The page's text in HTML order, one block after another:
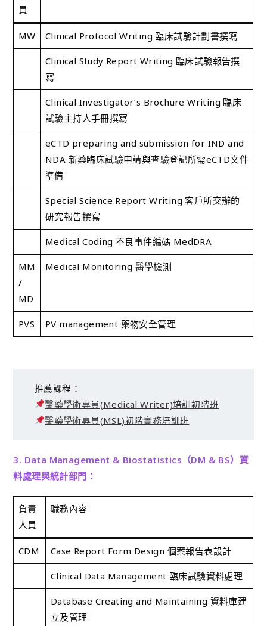
員
MW Clinical Protocol Writing 臨床試驗計劃書撰寫
Clinical Study Report Writing 臨床試驗報告撰
寫
Clinical Investigator’s Brochure Writing 臨床
試驗主持人手冊撰寫
eCTD preparing and submission for IND and
NDA 新藥臨床試驗申請與查驗登記所需eCTD文件
準備
Special Science Report Writing 客戶所交辦的
研究報告撰寫
Medical Coding 不良事件編碼 MedDRA
MM
/
MD
Medical Monitoring 醫學檢測
PVS PV management 藥物安全管理
推薦課程：
醫藥學術專員(Medical Writer)培訓初階班
醫藥學術專員(MSL)初階實務培訓班
3. Data Management & Biostatistics（DM & BS）資
料處理與統計部門：
負責
人員
職務內容
CDM Case Report Form Design 個案報告表設計
Clinical Data Management 臨床試驗資料處理
Database Creating and Maintaining 資料庫建
立及管理